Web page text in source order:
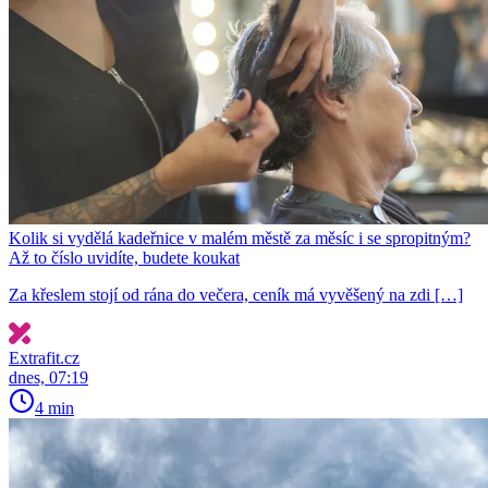
Kolik si vydělá kadeřnice v malém městě za měsíc i se spropitným?
Až to číslo uvidíte, budete koukat
Za křeslem stojí od rána do večera, ceník má vyvěšený na zdi […]
Extrafit.cz
dnes, 07:19
4 min